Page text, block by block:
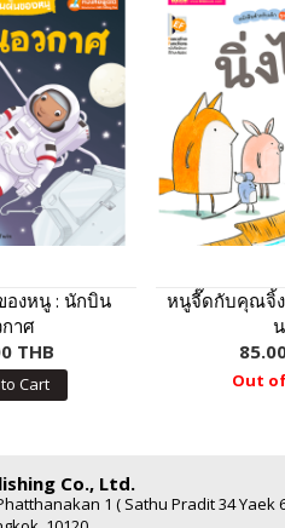
องหนู : นักบิน
าศ
THB
Cart
หนูจี๊ดกับคุณจิ้ง
Out
Co., Ltd.
1 ( Sathu Pradit 34 Yaek